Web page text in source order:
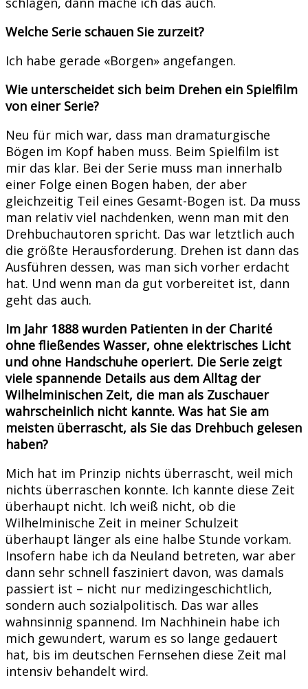
Welche Serie schauen Sie zurzeit?
Ich habe gerade «Borgen» angefangen.
Wie unterscheidet sich beim Drehen ein Spielfilm
von einer Serie?
Neu für mich war, dass man dramaturgische
Bögen im Kopf haben muss. Beim Spielfilm ist
mir das klar. Bei der Serie muss man innerhalb
einer Folge einen Bogen haben, der aber
gleichzeitig Teil eines Gesamt-Bogen ist. Da muss
man relativ viel nachdenken, wenn man mit den
Drehbuchautoren spricht. Das war letztlich auch
die größte Herausforderung. Drehen ist dann das
Ausführen dessen, was man sich vorher erdacht
hat. Und wenn man da gut vorbereitet ist, dann
geht das auch.
Im Jahr 1888 wurden Patienten in der Charité
ohne fließendes Wasser, ohne elektrisches Licht
und ohne Handschuhe operiert. Die Serie zeigt
viele spannende Details aus dem Alltag der
Wilhelminischen Zeit, die man als Zuschauer
wahrscheinlich nicht kannte. Was hat Sie am
meisten überrascht, als Sie das Drehbuch gelesen
haben?
Mich hat im Prinzip nichts überrascht, weil mich
nichts überraschen konnte. Ich kannte diese Zeit
überhaupt nicht. Ich weiß nicht, ob die
Wilhelminische Zeit in meiner Schulzeit
überhaupt länger als eine halbe Stunde vorkam.
Insofern habe ich da Neuland betreten, war aber
dann sehr schnell fasziniert davon, was damals
passiert ist – nicht nur medizingeschichtlich,
sondern auch sozialpolitisch. Das war alles
wahnsinnig spannend. Im Nachhinein habe ich
mich gewundert, warum es so lange gedauert
hat, bis im deutschen Fernsehen diese Zeit mal
intensiv behandelt wird.